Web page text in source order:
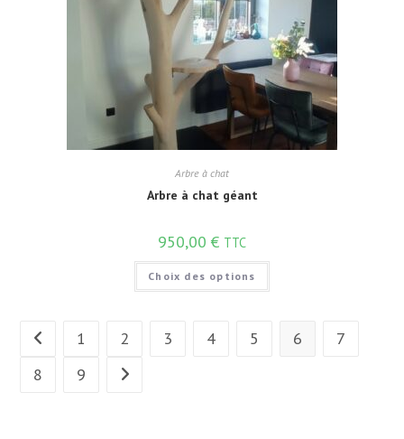
Arbre à chat
Arbre à chat géant
950,00 € TTC
Choix des options
1 2 3 4 5 6
7
8
9